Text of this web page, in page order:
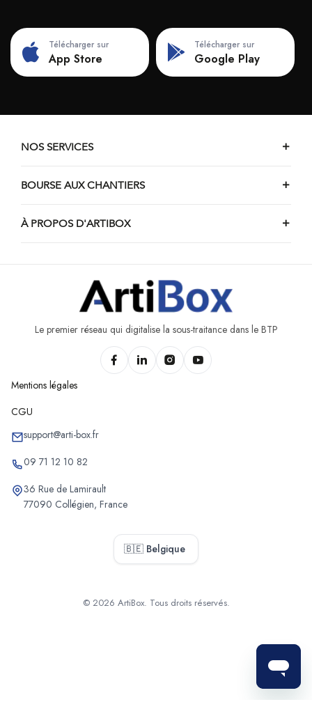
Télécharger sur
App Store
Télécharger sur
Google Play
NOS SERVICES
BOURSE AUX CHANTIERS
À PROPOS D'ARTIBOX
Le premier réseau qui digitalise la sous-traitance dans le BTP
Mentions légales
CGU
support@arti-box.fr
09 71 12 10 82
36 Rue de Lamirault
77090 Collégien, France
🇧🇪 Belgique
© 2026 ArtiBox. Tous droits réservés.